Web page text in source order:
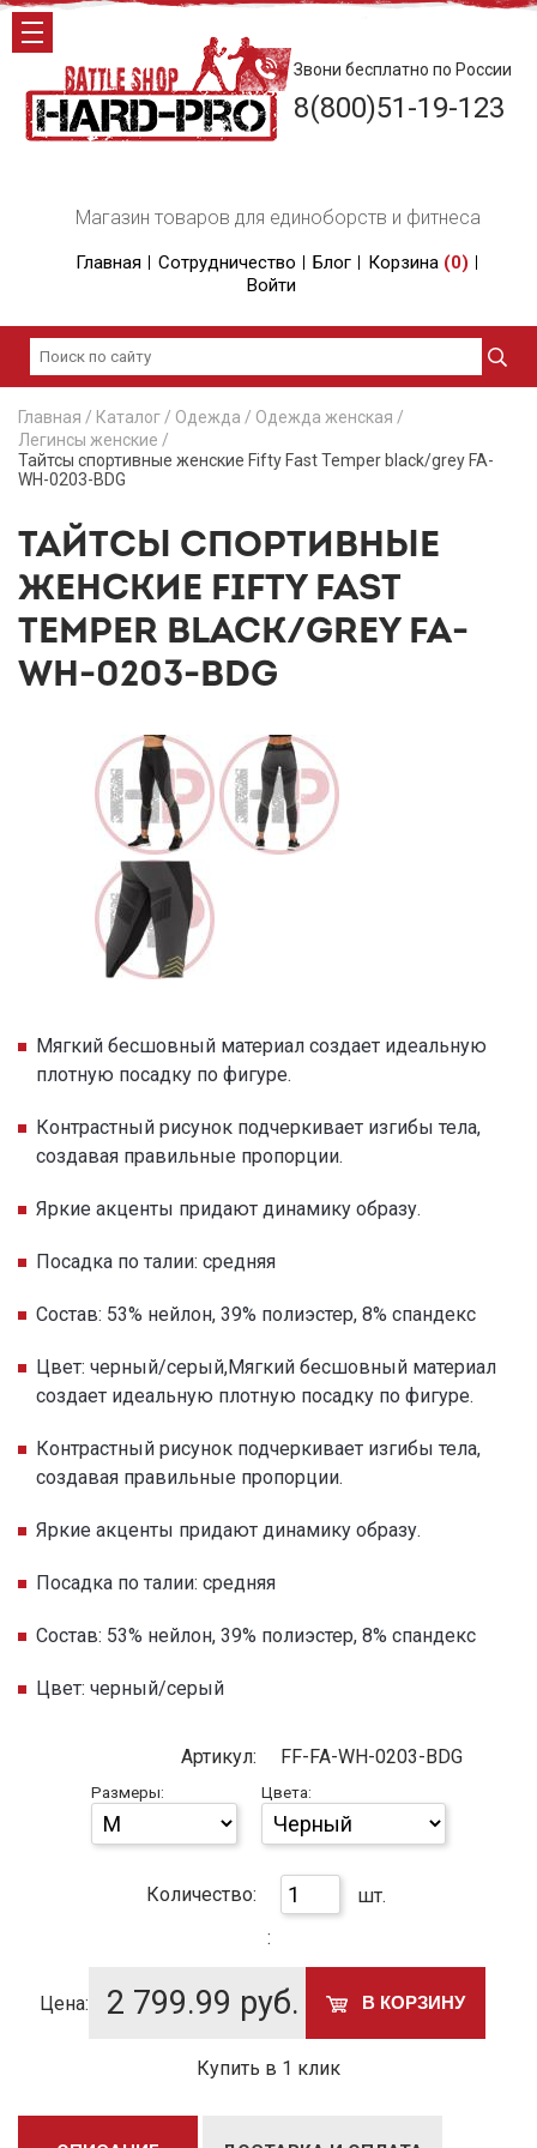
Магазин товаров для единоборств и фитнеса
Главная Сотрудничество Блог Корзина (0)
Войти
Звони бесплатно по России
8(800)51-19-123
Главная / Каталог / Одежда / Одежда женская /
Легинсы женские /
Тайтсы спортивные женские Fifty Fast Temper black/grey FA-
WH-0203-BDG
ТАЙТСЫ СПОРТИВНЫЕ
ЖЕНСКИЕ FIFTY FAST
TEMPER BLACK/GREY FA-
WH-0203-BDG
Мягкий бесшовный материал создает идеальную
плотную посадку по фигуре.
Контрастный рисунок подчеркивает изгибы тела,
создавая правильные пропорции.
Яркие акценты придают динамику образу.
Посадка по талии: средняя
Состав: 53% нейлон, 39% полиэстер, 8% спандекс
Цвет: черный/серый,Мягкий бесшовный материал
создает идеальную плотную посадку по фигуре.
Контрастный рисунок подчеркивает изгибы тела,
создавая правильные пропорции.
Яркие акценты придают динамику образу.
Посадка по талии: средняя
Состав: 53% нейлон, 39% полиэстер, 8% спандекс
Цвет: черный/серый
Артикул: FF-FA-WH-0203-BDG
Размеры: Цвета:
Количество:
шт.
:
Цена: 2 799.99 руб. В КОРЗИНУ
Купить в 1 клик